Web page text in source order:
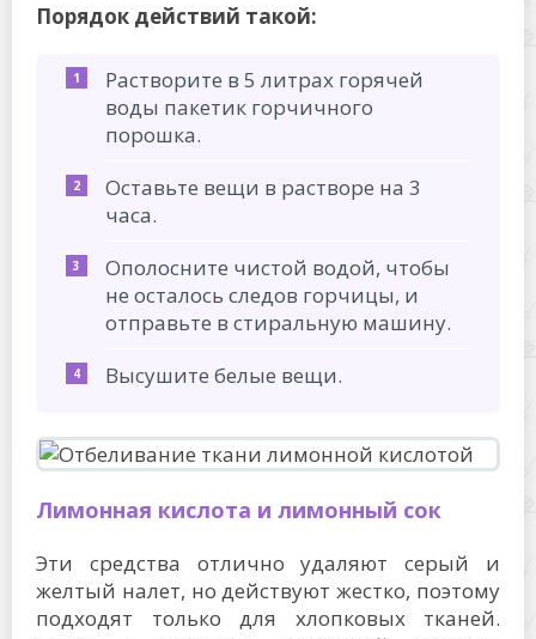
Порядок действий такой:
Растворите в 5 литрах горячей
воды пакетик горчичного
порошка.
Оставьте вещи в растворе на 3
часа.
Ополосните чистой водой, чтобы
не осталось следов горчицы, и
отправьте в стиральную машину.
Высушите белые вещи.
Лимонная кислота и лимонный сок
Эти средства отлично удаляют серый и
желтый налет, но действуют жестко, поэтому
подходят только для хлопковых тканей.